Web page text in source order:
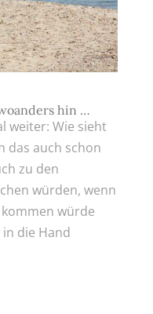
hin …
weiter: Wie sieht
das auch schon
zu den
würden, wenn
würde
in die Hand